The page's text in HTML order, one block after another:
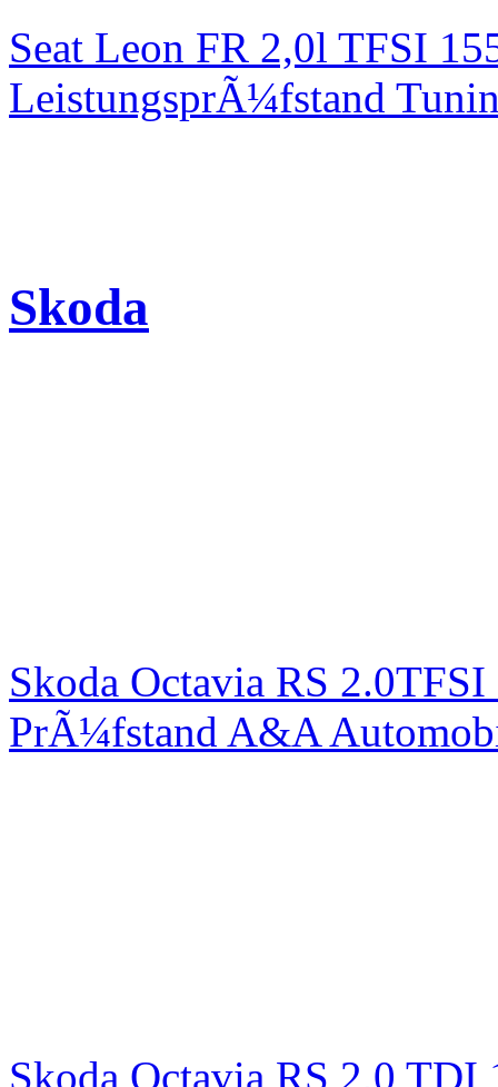
Seat Leon FR 2,0l TFSI
LeistungsprÃ¼fstand
Skoda
Skoda Octavia RS
PrÃ¼fstand A&A
Skoda Octavia RS 2,0